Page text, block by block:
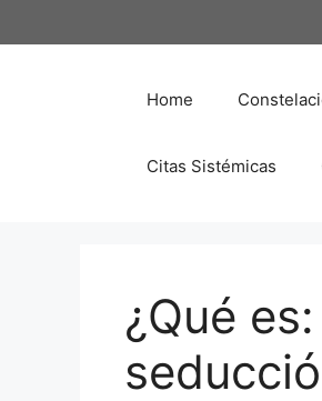
al
Home
Citas Sistémicas
¿Qué